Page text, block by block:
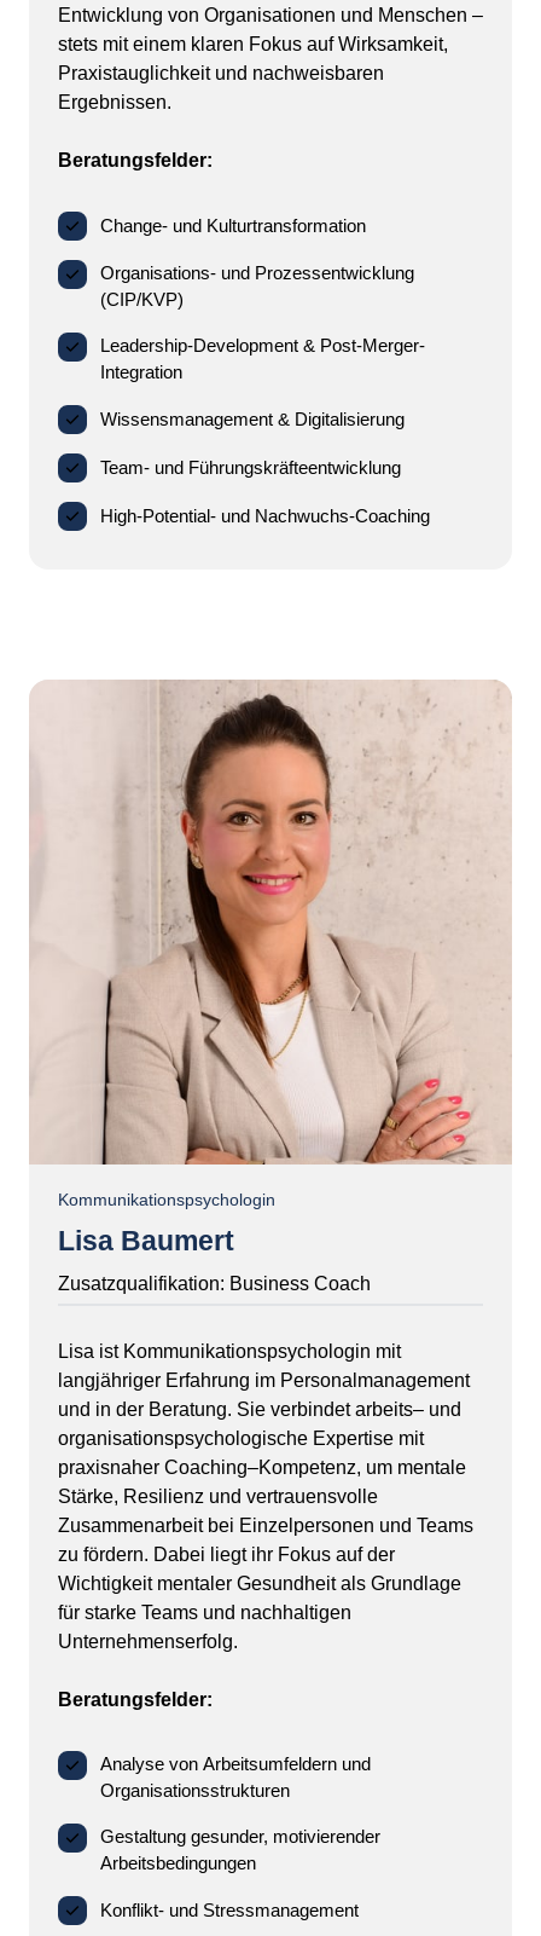
Entwicklung von Organisationen und Menschen
stets mit einem klaren Fokus auf
Praxistauglichkeit und
Beratungsfelder:
Change- und Kulturtransformation
Organisations- und Prozessentwicklung
(CIP/KVP)
Leadership-Development & Post-Merger-
Integration
Wissensmanagement & Digitalisierung
Team- und Führungskräfteentwicklung
High-Potential- und Nachwuchs-Coaching
Kommunikationspsychologin
Lisa Baumert
Zusatzqualifikation: Business Coach
Lisa ist Kommunikationspsychologin
mit
langjähriger Erfahrung im
Personalmanagement
und in der Beratung. Sie verbindet arbeits‒
organisationspsychologische Expertise
mit
praxisnaher Coaching‒Kompetenz, um
Stärke, Resilienz und
Zusammenarbeit bei Einzelpersonen und
zu fördern. Dabei liegt ihr Fokus auf
Wichtigkeit mentaler Gesundheit als
für starke Teams und
Unternehmenserfolg.
Beratungsfelder:
Analyse von Arbeitsumfeldern und
Organisationsstrukturen
Gestaltung gesunder, motivierender
Arbeitsbedingungen
Konflikt- und Stressmanagement